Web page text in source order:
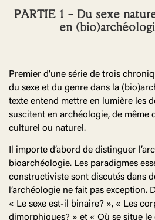
PARTIE 1 – Du sexe
en
Premier d’une série de trois
du sexe et du genre dans la
texte entend mettre en lumière les
suscitent en archéologie, de même
culturel ou naturel.
Il importe d’abord de distinguer
bioarchéologie. Les paradigmes
constructiviste sont discutés dans
l’archéologie ne fait pas exception.
« Le sexe est-il binaire? », « Les
dimorphiques? » et « Où se situe